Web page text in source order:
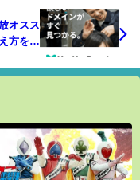
オスス
方を紹